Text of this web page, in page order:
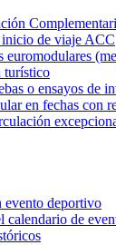
de viaje ACC
turístico
o ensayos de
en fechas con
evento deportivo
calendario de